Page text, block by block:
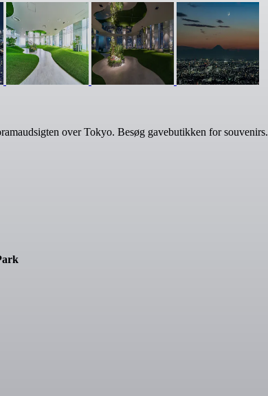
over Tokyo. Besøg gavebutikken for souvenirs.